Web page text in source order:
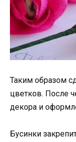
Таким образом
цветков. После
декора и
Бусинки